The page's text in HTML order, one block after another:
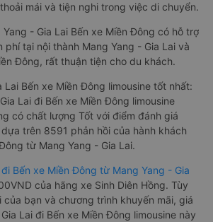
mái và tiện nghi trong việc di chuyển.
- Gia Lai Bến xe Miền Đông có hỗ trợ
phí tại nội thành Mang Yang - Gia Lai và
Đông, rất thuận tiện cho du khách.
Lai Bến xe Miền Đông limousine tốt nhất:
Lai đi Bến xe Miền Đông limousine
có chất lượng Tốt với điểm đánh giá
trên 8591 phản hồi của hành khách
từ Mang Yang - Gia Lai.
Bến xe Miền Đông từ Mang Yang - Gia
của hãng xe Sinh Diên Hồng. Tùy
bạn và chương trình khuyến mãi, giá
Lai đi Bến xe Miền Đông limousine này